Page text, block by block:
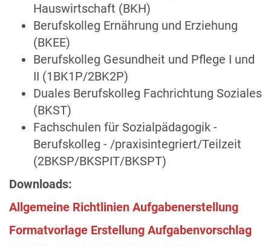
Hauswirtschaft (BKH)
Berufskolleg Ernährung und Erziehung
(BKEE)
Berufskolleg Gesundheit und Pflege I und
II (1BK1P/2BK2P)
Duales Berufskolleg Fachrichtung Soziales
(BKST)
Fachschulen für Sozialpädagogik -
Berufskolleg - /praxisintegriert/Teilzeit
(2BKSP/BKSPIT/BKSPT)
Downloads:
Allgemeine Richtlinien Aufgabenerstellung
Formatvorlage Erstellung Aufgabenvorschlag